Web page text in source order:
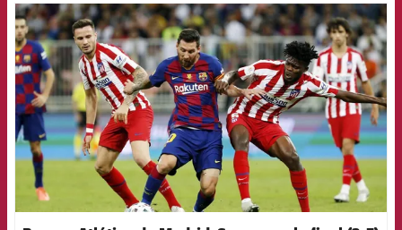
FCB Barcelona badge